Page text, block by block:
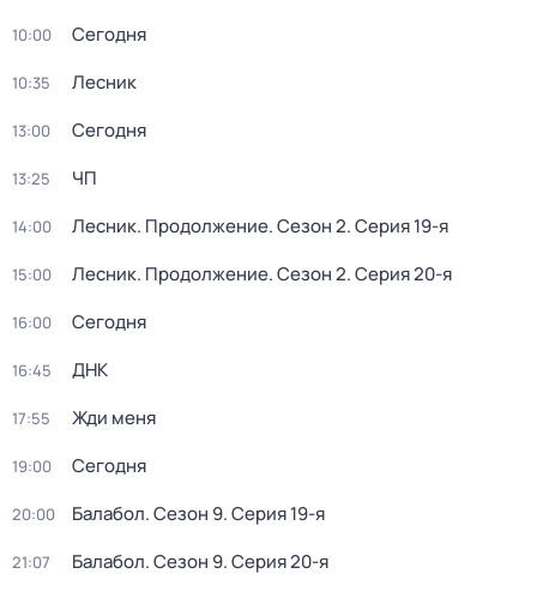
10:00 Сегодня
10:35 Лесник
13:00 Сегодня
13:25 ЧП
14:00 Лесник. Продолжение. Сезон 2. Серия 19-я
15:00 Лесник. Продолжение. Сезон 2. Серия 20-я
16:00 Сегодня
16:45 ДНК
17:55 Жди меня
19:00 Сегодня
20:00 Балабол. Сезон 9. Серия 19-я
21:07 Балабол. Сезон 9. Серия 20-я